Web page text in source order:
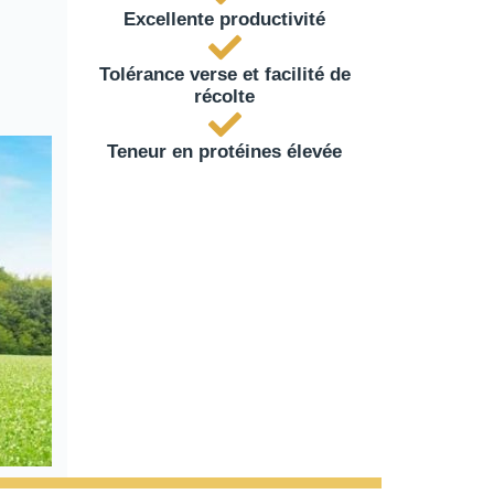
Excellente productivité
Tolérance verse et facilité de
récolte
Teneur en protéines élevée